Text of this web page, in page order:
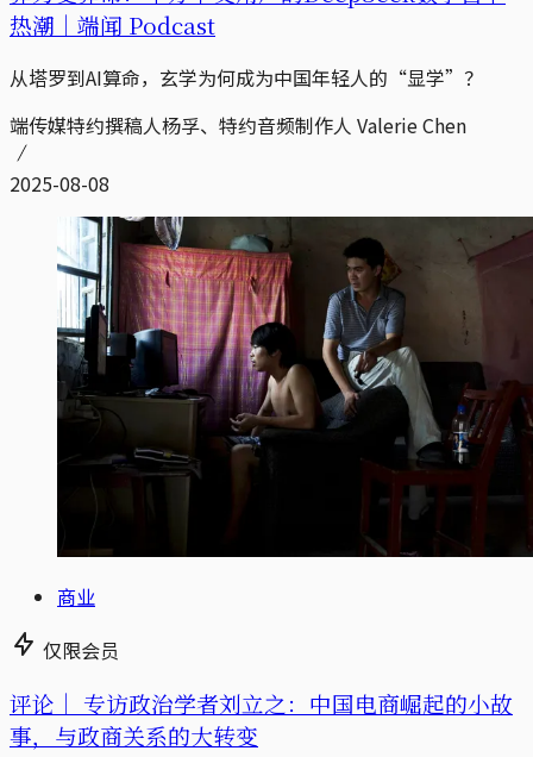
热潮｜端闻 Podcast
从塔罗到AI算命，玄学为何成为中国年轻人的“显学”？
端传媒特约撰稿人杨孚、特约音频制作人 Valerie Chen
2025-08-08
商业
仅限会员
评论｜ 专访政治学者刘立之：中国电商崛起的小故
事，与政商关系的大转变